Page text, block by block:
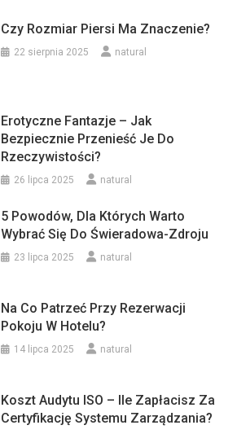
Czy Rozmiar Piersi Ma Znaczenie?
22 sierpnia 2025 natural
Erotyczne Fantazje – Jak
Bezpiecznie Przenieść Je Do
Rzeczywistości?
26 lipca 2025 natural
5 Powodów, Dla Których Warto
Wybrać Się Do Świeradowa-Zdroju
23 lipca 2025 natural
Na Co Patrzeć Przy Rezerwacji
Pokoju W Hotelu?
14 lipca 2025 natural
Koszt Audytu ISO – Ile Zapłacisz Za
Certyfikację Systemu Zarządzania?